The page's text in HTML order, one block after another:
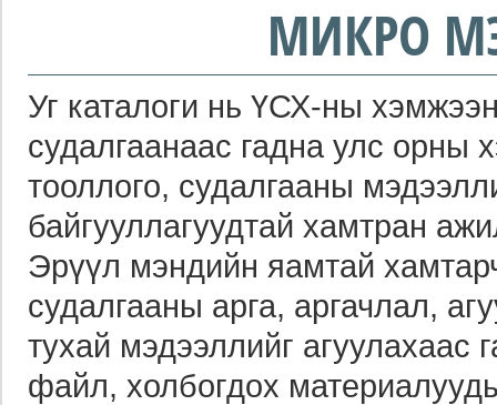
МИКРО
Уг каталоги нь ҮСХ-ны
судалгаанаас гадна улс орны
тооллого, судалгааны
байгууллагуудтай хамтран
Эрүүл мэндийн яамтай
судалгааны арга, аргачлал,
тухай мэдээллийг агуулахаас
файл, холбогдох